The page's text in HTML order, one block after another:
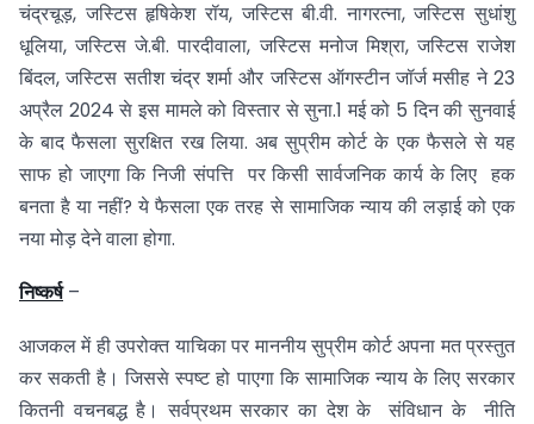
चंद्रचूड़, जस्टिस हृषिकेश रॉय, जस्टिस बी.वी. नागरत्ना, जस्टिस सुधांशु
धूलिया, जस्टिस जे.बी. पारदीवाला, जस्टिस मनोज मिश्रा, जस्टिस राजेश
बिंदल, जस्टिस सतीश चंद्र शर्मा और जस्टिस ऑगस्टीन जॉर्ज मसीह ने 23
अप्रैल 2024 से इस मामले को विस्तार से सुना.1 मई को 5 दिन की सुनवाई
के बाद फैसला सुरक्षित रख लिया. अब सुप्रीम कोर्ट के एक फैसले से यह
साफ हो जाएगा कि निजी संपत्ति पर किसी सार्वजनिक कार्य के लिए हक
बनता है या नहीं? ये फैसला एक तरह से सामाजिक न्याय की लड़ाई को एक
नया मोड़ देने वाला होगा.
निष्कर्ष–
आजकल में ही उपरोक्त याचिका पर माननीय सुप्रीम कोर्ट अपना मत प्रस्तुत
कर सकती है। जिससे स्पष्ट हो पाएगा कि सामाजिक न्याय के लिए सरकार
कितनी वचनबद्ध है। सर्वप्रथम सरकार का देश के संविधान के नीति